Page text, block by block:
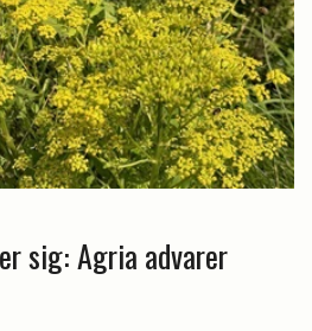
sig: Agria advarer